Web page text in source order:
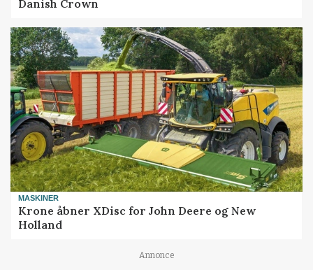
Danish Crown
MASKINER
Krone åbner XDisc for John Deere og New
Holland
Annonce